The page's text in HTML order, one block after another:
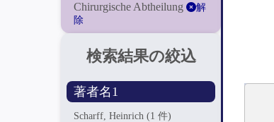
Chirurgische Abtheilung
解
除
検索結果の絞込
著者名1
Scharff, Heinrich(1 件)